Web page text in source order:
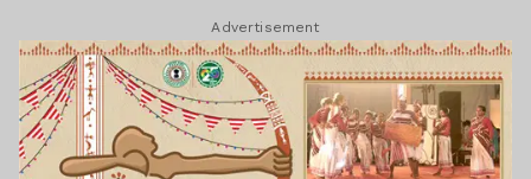
Advertisement